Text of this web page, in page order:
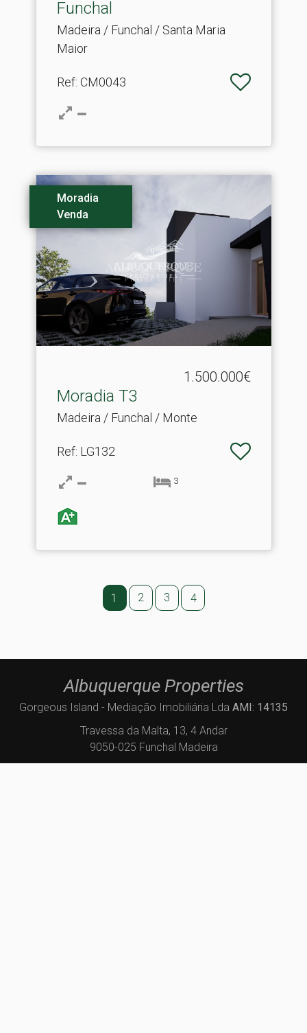
Funchal
Madeira / Funchal / Santa Maria
Maior
Ref: CM0043
Moradia
Venda
1.500.000€
Moradia T3
Madeira / Funchal / Monte
Ref: LG132
3
1 2 3 4
Albuquerque Properties
Gorgeous Island - Mediação Imobiliária Lda AMI: 14135
Travessa da Malta, 13, 4 Andar
9050-025 Funchal Madeira